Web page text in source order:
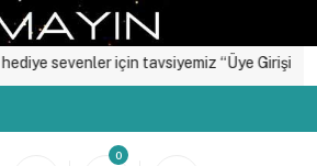
için tavsiyemiz “Üye Girişi" yapın.
0